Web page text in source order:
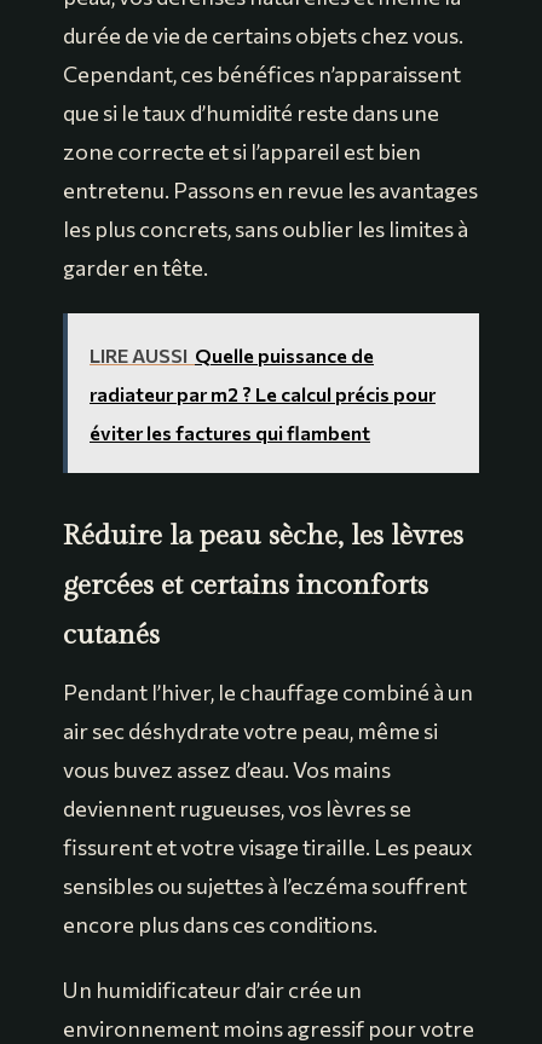
durée de vie de certains objets chez vous.
Cependant, ces bénéfices n’apparaissent
que si le taux d’humidité reste dans une
zone correcte et si l’appareil est bien
entretenu. Passons en revue les avantages
les plus concrets, sans oublier les limites à
garder en tête.
LIRE AUSSI Quelle puissance de
radiateur par m2 ? Le calcul précis pour
éviter les factures qui flambent
Réduire la peau sèche, les lèvres
gercées et certains inconforts
cutanés
Pendant l’hiver, le chauffage combiné à un
air sec déshydrate votre peau, même si
vous buvez assez d’eau. Vos mains
deviennent rugueuses, vos lèvres se
fissurent et votre visage tiraille. Les peaux
sensibles ou sujettes à l’eczéma souffrent
encore plus dans ces conditions.
Un humidificateur d’air crée un
environnement moins agressif pour votre